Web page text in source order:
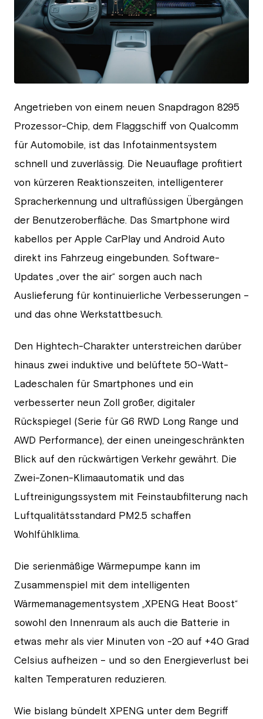
Angetrieben von einem neuen Snapdragon 8295
Prozessor-Chip, dem Flaggschiff von Qualcomm
für Automobile, ist das Infotainmentsystem
schnell und zuverlässig. Die Neuauflage profitiert
von kürzeren Reaktionszeiten, intelligenterer
Spracherkennung und ultraflüssigen Übergängen
der Benutzeroberfläche. Das Smartphone wird
kabellos per Apple CarPlay und Android Auto
direkt ins Fahrzeug eingebunden. Software-
Updates „over the air“ sorgen auch nach
Auslieferung für kontinuierliche Verbesserungen –
und das ohne Werkstattbesuch.
Den Hightech-Charakter unterstreichen darüber
hinaus zwei induktive und belüftete 50-Watt-
Ladeschalen für Smartphones und ein
verbesserter neun Zoll großer, digitaler
Rückspiegel (Serie für G6 RWD Long Range und
AWD Performance), der einen uneingeschränkten
Blick auf den rückwärtigen Verkehr gewährt. Die
Zwei-Zonen-Klimaautomatik und das
Luftreinigungssystem mit Feinstaubfilterung nach
Luftqualitätsstandard PM2.5 schaffen
Wohlfühlklima.
Die serienmäßige Wärmepumpe kann im
Zusammenspiel mit dem intelligenten
Wärmemanagementsystem „XPENG Heat Boost“
sowohl den Innenraum als auch die Batterie in
etwas mehr als vier Minuten von -20 auf +40 Grad
Celsius aufheizen – und so den Energieverlust bei
kalten Temperaturen reduzieren.
Wie bislang bündelt XPENG unter dem Begriff